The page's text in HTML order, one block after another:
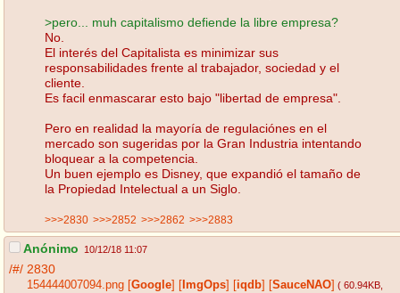
>pero... muh capitalismo defiende la libre empresa?
No.
El interés del Capitalista es minimizar sus
responsabilidades frente al trabajador, sociedad y el
cliente.
Es facil enmascarar esto bajo "libertad de empresa".
Pero en realidad la mayoría de regulaciónes en el
mercado son sugeridas por la Gran Industria intentando
bloquear a la competencia.
Un buen ejemplo es Disney, que expandió el tamaño de
la Propiedad Intelectual a un Siglo.
>>>2830 >>>2852 >>>2862 >>>2883
Anónimo 10/12/18 11:07
/#/ 2830
154444007094.png Google ImgOps iqdb SauceNAO ( 60.94KB